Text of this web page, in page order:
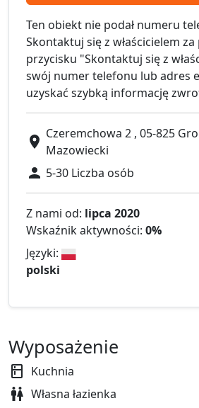
Ten obiekt nie podał numeru
Skontaktuj się z właścicielem
przycisku "Skontaktuj się z
swój numer telefonu lub adres
uzyskać szybką informację
Czeremchowa 2 , 05-825
Mazowiecki
5-30 Liczba osób
Z nami od: lipca 2020
Wskaźnik aktywności: 0%
Języki:
polski
Wyposażenie
Kuchnia
Własna łazienka